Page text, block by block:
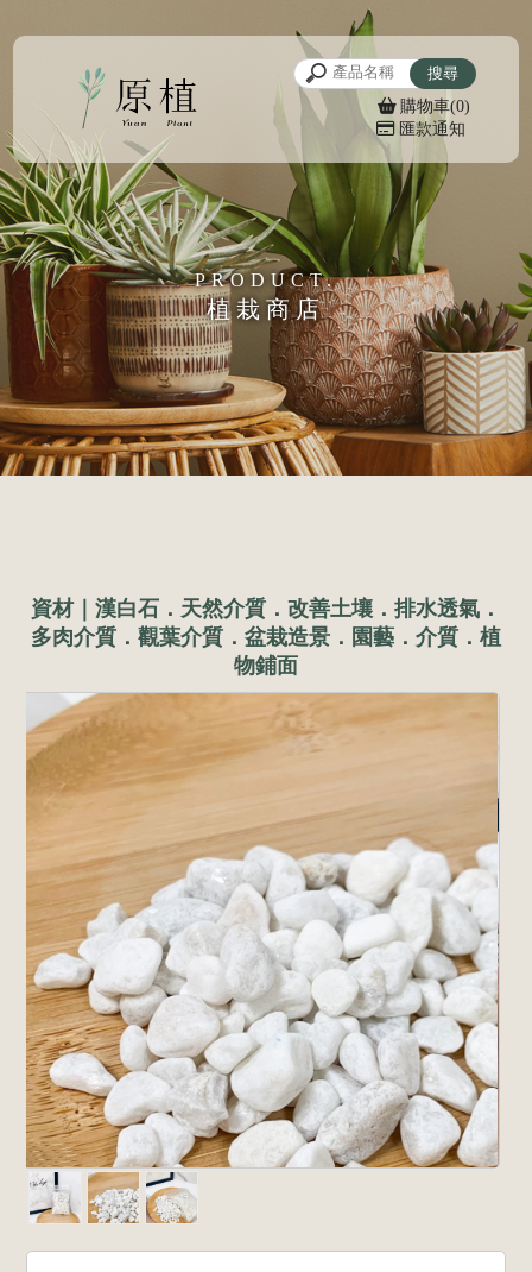
購物車(0)
匯款通知
植栽商店
資材｜漢白石．天然介質．改善土壤．排水透氣．
多肉介質．觀葉介質．盆栽造景．園藝．介質．植
物鋪面